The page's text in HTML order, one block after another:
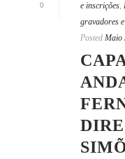
0
e inscrições,
gravadores
Posted Maio